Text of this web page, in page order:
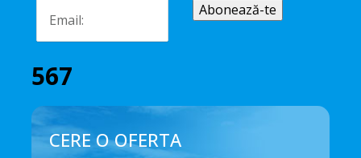
567
CERE O OFERTA